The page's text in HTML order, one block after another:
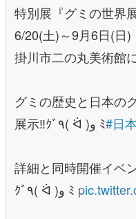
特別展『グミの世界
6/20(土)～9月6日(日)
グミの歴史と日本の
展示‼️ｸﾞ٩( ᐛ )و ﾐ#日
詳細と同時開催イベ
ｸﾞ٩( ᐛ )و ﾐ